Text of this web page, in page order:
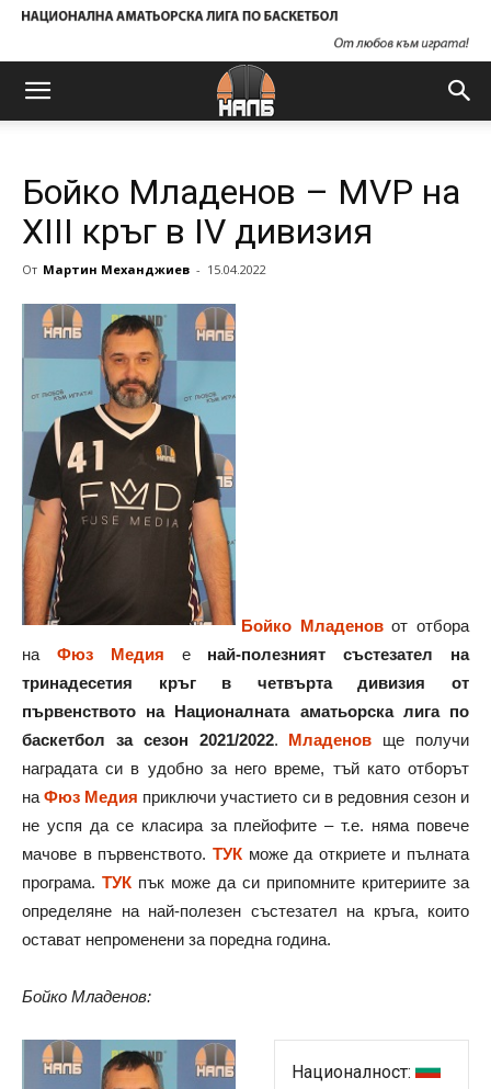
Бойко Младенов – MVP на
XIII кръг в IV дивизия
От Мартин Механджиев - 15.04.2022
Бойко Младенов от отбора
на Фюз Медия е най-полезният състезател на
тринадесетия кръг в четвърта дивизия от
първенството на Националната аматьорска лига по
баскетбол за сезон 2021/2022. Младенов ще получи
наградата си в удобно за него време, тъй като отборът
наФюз Медия приключи участието си в редовния сезон и
не успя да се класира за плейофите – т.е. няма повече
мачове в първенството. ТУКможе да откриете и пълната
програма. ТУК пък може да си припомните критериите за
определяне на най-полезен състезател на кръга, които
остават непроменени за поредна година.
Бойко Младенов:
Националност: